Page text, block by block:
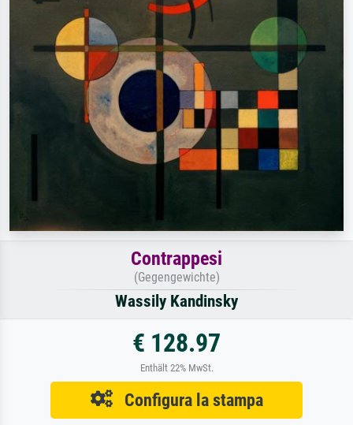
Contrappesi
(Gegengewichte)
Wassily Kandinsky
€ 128.97
Enthält 22% MwSt.
Configura la stampa